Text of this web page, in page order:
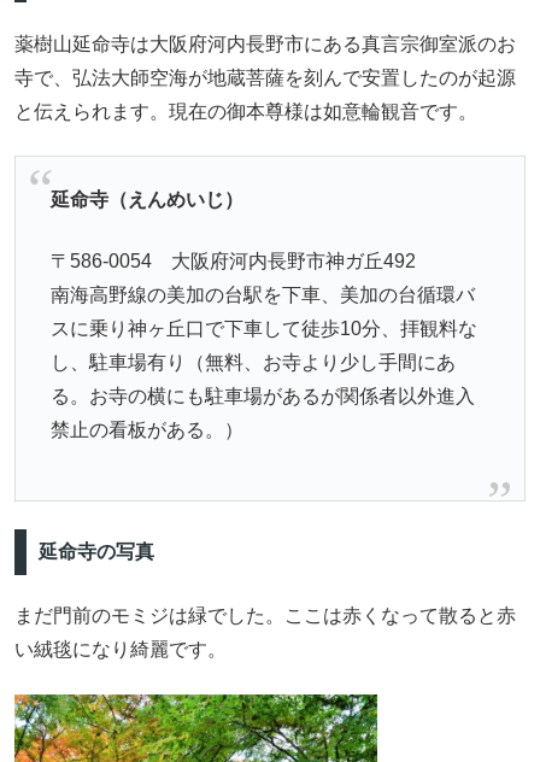
薬樹山延命寺は大阪府河内長野市にある真言宗御室派のお
寺で、弘法大師空海が地蔵菩薩を刻んで安置したのが起源
と伝えられます。現在の御本尊様は如意輪観音です。
延命寺（えんめいじ）
〒586-0054 大阪府河内長野市神ガ丘492
南海高野線の美加の台駅を下車、美加の台循環バ
スに乗り神ヶ丘口で下車して徒歩10分、拝観料な
し、駐車場有り（無料、お寺より少し手間にあ
る。お寺の横にも駐車場があるが関係者以外進入
禁止の看板がある。）
延命寺の写真
まだ門前のモミジは緑でした。ここは赤くなって散ると赤
い絨毯になり綺麗です。